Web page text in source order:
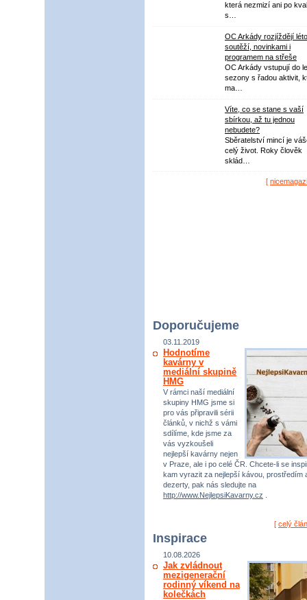
která nezmizí ani po
s…
OC Arkády rozjíždějí léto
soutěží, novinkami i
programem na střeše
OC Arkády vstupují do
sezony s řadou aktivit,
ma…
Víte, co se stane s vaší
sbírkou, až tu jednou
nebudete?
Sběratelství mincí je
celý život. Roky člověk
sklád…
[
Doporučujeme
03.11.2019
Hodnotíme
kavárny v
mediální skupině
HMG
V rámci naší mediální
skupiny HMG jsme si
pro vás připravili sérii
článků, v nichž s vámi
sdílíme, kde jsme za
vás vyzkoušeli
nejlepší kavárny nejen
v Praze, ale i po celé ČR. Chcete-li se
kam vyrazit za nejlepší kávou, prostředím
dezerty, pak nás sledujte na
http://www.NejlepsiKavarny.cz
[ celý
Inspirace
10.08.2026
Jak zvládnout
mezigenerační
rodinný víkend na
kolečkách